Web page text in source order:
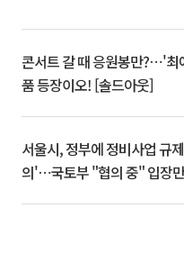
콘서트 갈 때 응원봉만?⋯'최
품 등장이오! [솔드아웃]
서울시, 정부에 정비사업 규
의'⋯국토부 "협의 중" 입장